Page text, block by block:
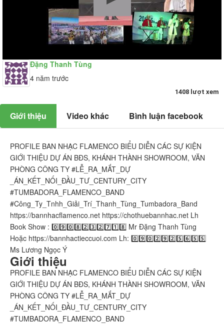
Đặng Thanh Tùng
4 năm trước
1408 lượt xem
Giới thiệu Video khác Bình luận facebook
PROFILE BAN NHẠC FLAMENCO BIỂU DIỄN CÁC SỰ KIỆN
GIỚI THIỆU DỰ ÁN BĐS, KHÁNH THÀNH SHOWROOM, VĂN
PHÒNG CÔNG TY #LỄ_RA_MẮT_DỰ
_ÁN_KẾT_NỐI_ĐẦU_TƯ_CENTURY_CITY
#TUMBADORA_FLAMENCO_BAND​​​​
#Công_Ty_Tnhh_Giải_Trí_Thanh_Tùng_Tumbadora_Band​​​​
https://bannhacflamenco.net​​​​ https://chothuebannhac.net​​​​ Lh
Book Show : 0️⃣9️⃣0️⃣8️⃣2️⃣3️⃣2️⃣7️⃣1️⃣8️⃣ Mr Đặng Thanh Tùng
Hoặc https://bannhactieccuoi.com​​​​ Lh: 0️⃣9️⃣0️⃣2️⃣9️⃣2️⃣5️⃣6️⃣5️⃣5️⃣
Ms Lương Ngọc Ý
Giới thiệu
PROFILE BAN NHẠC FLAMENCO BIỂU DIỄN CÁC SỰ KIỆN
GIỚI THIỆU DỰ ÁN BĐS, KHÁNH THÀNH SHOWROOM, VĂN
PHÒNG CÔNG TY #LỄ_RA_MẮT_DỰ
_ÁN_KẾT_NỐI_ĐẦU_TƯ_CENTURY_CITY
#TUMBADORA_FLAMENCO_BAND​​​​